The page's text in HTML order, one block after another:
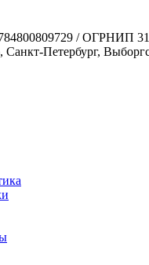
/ ОГРНИП
Санкт-Петербург,